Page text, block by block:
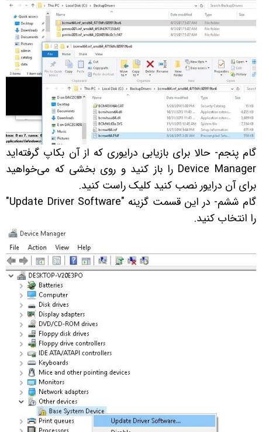
گام پنجم- حالا برای بازیابی درایوری که از آن بکاپ گرفته‌اید
Device Manager را باز کنید و روی بخشی که می‌خواهید
برای آن درایور نصب کنید کلیک راست کنید.
گام ششم- در این قسمت گزینه "Update Driver Software"
را انتخاب کنید.